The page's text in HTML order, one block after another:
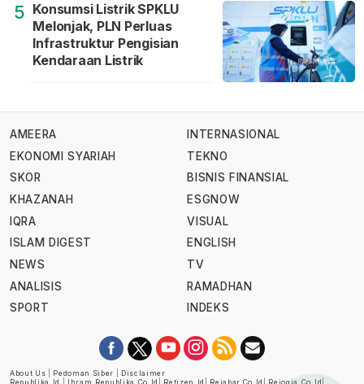
5 Konsumsi Listrik SPKLU
Melonjak, PLN Perluas
Infrastruktur Pengisian
Kendaraan Listrik
AMEERA
EKONOMI SYARIAH
SKOR
KHAZANAH
IQRA
ISLAM DIGEST
NEWS
ANALISIS
SPORT
INTERNASIONAL
TEKNO
BISNIS FINANSIAL
ESGNOW
VISUAL
ENGLISH
TV
RAMADHAN
INDEKS
About Us Pedoman Siber
Disclaimer